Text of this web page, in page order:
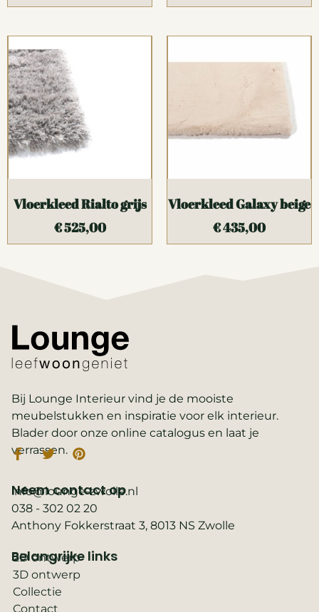
Vloerkleed Rialto grijs
€525,00
Vloerkleed Galaxy beige
€435,00
Bij Lounge Interieur vind je de mooiste
meubelstukken en inspiratie voor elk interieur.
Blader door onze online catalogus en laat je
verrassen.
Belangrijke links
2D ontwerp
3D ontwerp
Collectie
Contact
Neem contact op
info@lounge-zwolle.nl
038 - 302 02 20
Anthony Fokkerstraat 3, 8013 NS Zwolle